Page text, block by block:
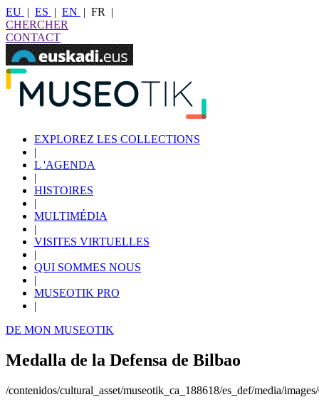
EU | ES | EN | FR
|
CHERCHER
CONTACT
EXPLOREZ LES COLLECTIONS
|
L 'AGENDA
|
HISTOIRES
|
MULTIMÉDIA
|
VISITES VIRTUELLES
|
QUI SOMMES NOUS
|
MUSEOTIK PRO
|
DE MON MUSEOTIK
Medalla de la Defensa de Bilbao
/contenidos/cultural_asset/museotik_ca_188618/es_def/media/